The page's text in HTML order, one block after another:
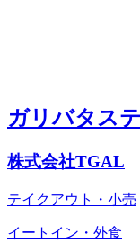
ガリバタス
株式会社TGAL
テイクアウト・小売
イートイン・外食